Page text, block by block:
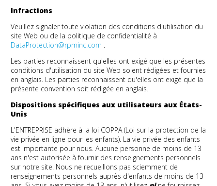
Infractions
Veuillez signaler toute violation des conditions d'utilisation du
site Web ou de la politique de confidentialité à
DataProtection@rpminc.com .
Les parties reconnaissent qu'elles ont exigé que les présentes
conditions d'utilisation du site Web soient rédigées et fournies
en anglais. Les parties reconnaissent qu'elles ont exigé que la
présente convention soit rédigée en anglais.
Dispositions spécifiques aux utilisateurs aux États-
Unis
L'ENTREPRISE adhère à la loi COPPA (Loi sur la protection de la
vie privée en ligne pour les enfants). La vie privée des enfants
est importante pour nous. Aucune personne de moins de 13
ans n'est autorisée à fournir des renseignements personnels
sur notre site. Nous ne recueillons pas sciemment de
renseignements personnels auprès d'enfants de moins de 13